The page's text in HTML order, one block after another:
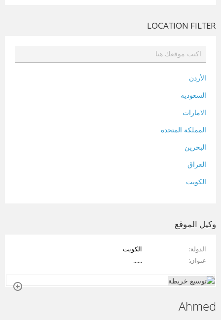
LOCATION FILTER
الأردن
السعوديه
الامارات
المملكة المتحده
البحرين
العراق
الكويت
فلسطين
سوريا
تونس
وكيل الموقع
الدولة
الكويت
عنوان
......
Ahmed